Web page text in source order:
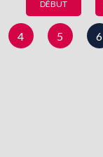
DÉBUT
4 5 6